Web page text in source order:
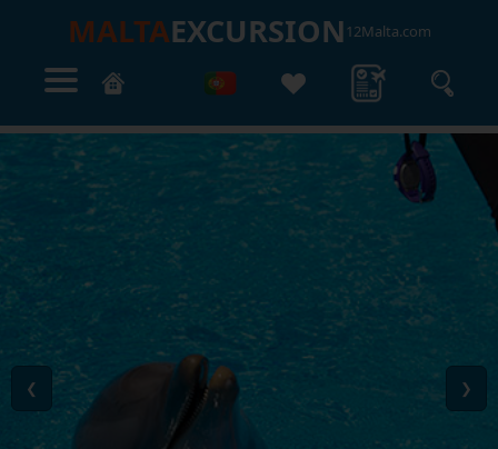
MALTAEXCURSION 12Malta.com
❮ ❯